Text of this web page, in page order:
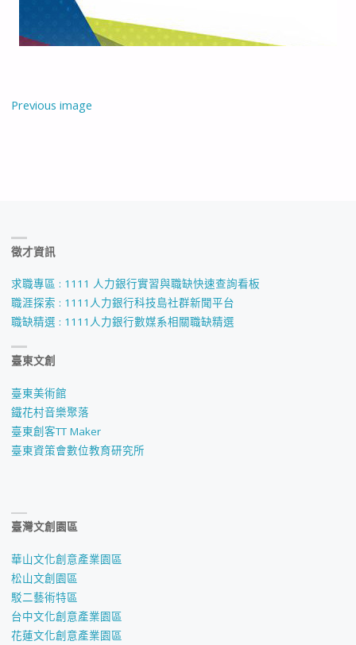
Previous image
徵才資訊
求職專區 : 1111 人力銀行實習與職缺快速查詢看板
職涯探索 : 1111人力銀行科技島社群新聞平台
職缺精選 : 1111人力銀行數媒系相關職缺精選
臺東文創
臺東美術館
鐵花村音樂聚落
臺東創客TT Maker
臺東資策會數位教育研究所
臺灣文創園區
華山文化創意產業園區
松山文創園區
駁二藝術特區
台中文化創意產業園區
花蓮文化創意產業園區